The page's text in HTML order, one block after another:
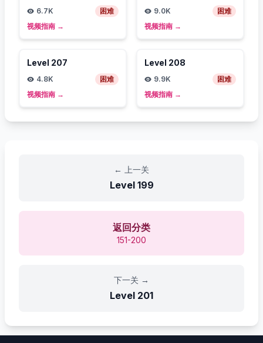
6.7K
困难
视频指南 →
9.0K
困难
视频指南 →
Level 207
4.8K
困难
视频指南 →
Level 208
9.9K
困难
视频指南 →
← 上一关
Level 199
返回分类
151-200
下一关 →
Level 201